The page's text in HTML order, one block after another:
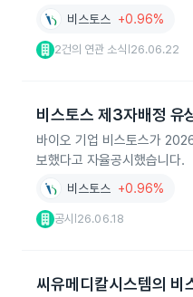
비스토스 +0.96%
2건의 연관 소식 26.06.22
비스토스 제3자배정 유
바이오 기업 비스토스가
보했다고 자율공시했습니다.
비스토스 +0.96%
공시 26.06.18
씨유메디칼시스템의 비